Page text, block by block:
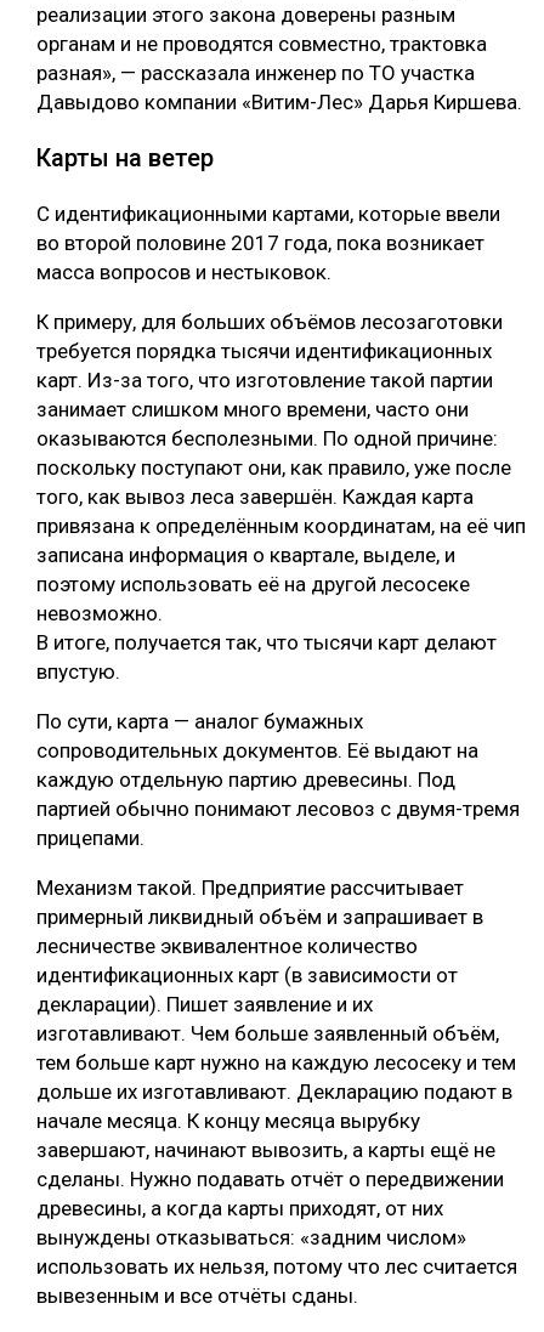
реализации этого закона доверены разным
органам и не проводятся совместно, трактовка
разная», — рассказала инженер по ТО участка
Давыдово компании «Витим-Лес» Дарья Киршева.
Карты на ветер
С идентификационными картами, которые ввели
во второй половине 2017 года, пока возникает
масса вопросов и нестыковок.
К примеру, для больших объёмов лесозаготовки
требуется порядка тысячи идентификационных
карт. Из-за того, что изготовление такой партии
занимает слишком много времени, часто они
оказываются бесполезными. По одной причине:
поскольку поступают они, как правило, уже после
того, как вывоз леса завершён. Каждая карта
привязана к определённым координатам, на её чип
записана информация о квартале, выделе, и
поэтому использовать её на другой лесосеке
невозможно.
В итоге, получается так, что тысячи карт делают
впустую.
По сути, карта — аналог бумажных
сопроводительных документов. Её выдают на
каждую отдельную партию древесины. Под
партией обычно понимают лесовоз с двумя-тремя
прицепами.
Механизм такой. Предприятие рассчитывает
примерный ликвидный объём и запрашивает в
лесничестве эквивалентное количество
идентификационных карт (в зависимости от
декларации). Пишет заявление и их
изготавливают. Чем больше заявленный объём,
тем больше карт нужно на каждую лесосеку и тем
дольше их изготавливают. Декларацию подают в
начале месяца. К концу месяца вырубку
завершают, начинают вывозить, а карты ещё не
сделаны. Нужно подавать отчёт о передвижении
древесины, а когда карты приходят, от них
вынуждены отказываться: «задним числом»
использовать их нельзя, потому что лес считается
вывезенным и все отчёты сданы.